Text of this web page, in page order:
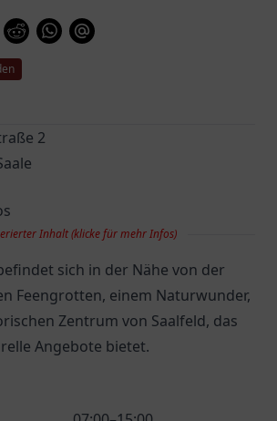
2
Inhalt (klicke für mehr Infos)
sich in der Nähe von der
Feengrotten, einem Naturwunder,
Zentrum von Saalfeld, das
Angebote bietet.